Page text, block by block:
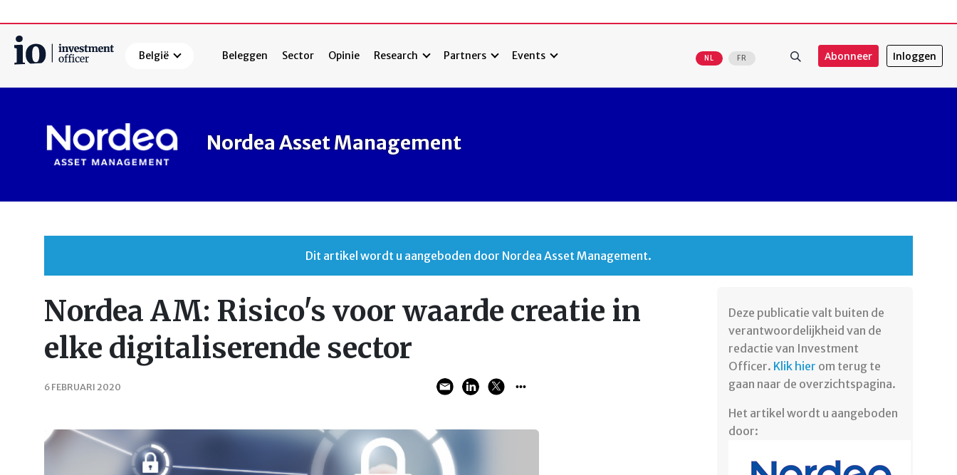
België Beleggen Sector Opinie Research Partners Events NL FR Abonneer Inloggen
Zoeken
Nordea Asset Management
Dit artikel wordt u aangeboden door Nordea Asset Management.
Nordea AM: Risico's voor waarde creatie in
elke digitaliserende sector
6 FEBRUARI 2020
Deze publicatie valt buiten de
verantwoordelijkheid van de
redactie van Investment
Officer. Klik hier om terug te
gaan naar de overzichtspagina.
Het artikel wordt u aangeboden
door: